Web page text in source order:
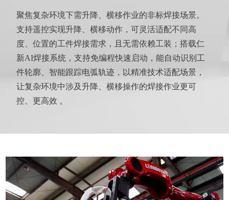
聚焦复杂环境下需升降、横移作业的非标焊接场景。
支持遥控实现升降、横移动作，可灵活适配不同高
度、位置的工件焊接需求，且无需依赖工装；搭载仁
新AI焊接系统，支持免编程快速启动，能自动识别工
件轮廓、智能跟踪电弧轨迹，以精准技术适配场景，
让复杂环境中涉及升降、横移操作的焊接作业更可
控、更高效 。